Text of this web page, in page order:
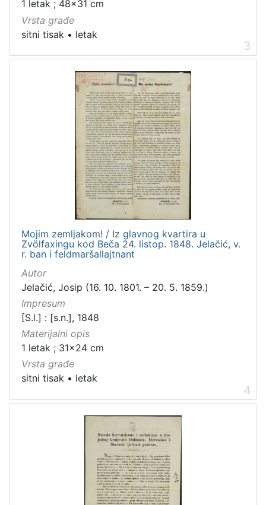
1 letak ; 48x31 cm
Vrsta građe
sitni tisak • letak
3
Mojim zemljakom! / Iz glavnog kvartira u
Zvölfaxingu kod Beča 24. listop. 1848. Jelačić, v.
r. ban i feldmaršallajtnant
Autor
Jelačić, Josip (16. 10. 1801. – 20. 5. 1859.)
Impresum
[S.l.] : [s.n.], 1848
Materijalni opis
1 letak ; 31x24 cm
Vrsta građe
sitni tisak • letak
4